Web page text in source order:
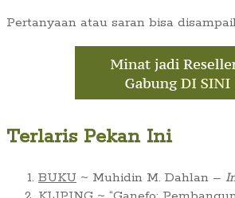
Pertanyaan atau saran bisa
Terlaris Pekan Ini
BUKU ~ Muhidin M. Dahlan –